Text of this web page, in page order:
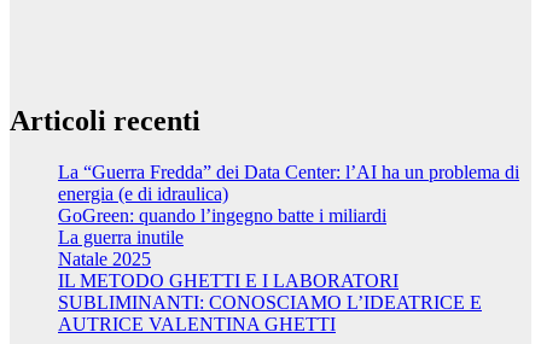
Articoli recenti
La “Guerra Fredda” dei Data Center: l’AI ha un problema di
energia (e di idraulica)
GoGreen: quando l’ingegno batte i miliardi
La guerra inutile
Natale 2025
IL METODO GHETTI E I LABORATORI
SUBLIMINANTI: CONOSCIAMO L’IDEATRICE E
AUTRICE VALENTINA GHETTI